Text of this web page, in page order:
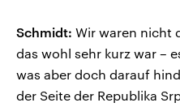
Schmidt: Wir waren nicht
das wohl sehr kurz war –
was aber doch darauf
der Seite der Republika